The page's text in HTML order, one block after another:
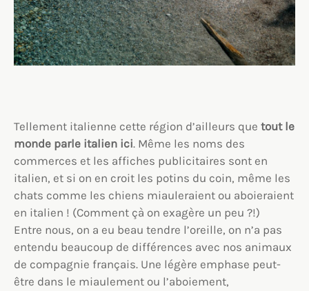
Tellement italienne cette région d’ailleurs que tout le
monde parle italien ici. Même les noms des
commerces et les affiches publicitaires sont en
italien, et si on en croit les potins du coin, même les
chats comme les chiens miauleraient ou aboieraient
en italien ! (Comment çà on exagère un peu ?!)
Entre nous, on a eu beau tendre l’oreille, on n’a pas
entendu beaucoup de différences avec nos animaux
de compagnie français. Une légère emphase peut-
être dans le miaulement ou l’aboiement,